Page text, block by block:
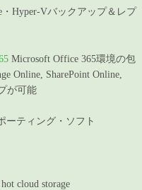
・Hyper-Vバックアップ＆レプ
Microsoft Office 365環境の包
Online, SharePoint Online,
が可能
ーティング・ソフト
hot cloud storage